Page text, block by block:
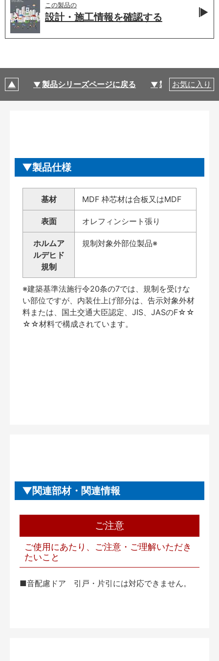
この製品の
設計・施工情報を確認する
製品シリーズページに戻る 製品仕様
お気に入り
製品仕様
基材 MDF 枠芯材は合板又はMDF
表面 オレフィンシート張り
ホルムア
ルデヒド
規制
規制対象外部位製品※
※建築基準法施行令20条の7では、規制を受けな
い部位ですが、内装仕上げ部分は、告示対象外材
料または、国土交通大臣認定、JIS、JASのF☆☆
☆☆材料で構成されています。
関連部材・関連情報
ご注意
ご使用にあたり、ご注意・ご理解いただき
たいこと
■音配慮ドア 引戸・片引には対応できません。